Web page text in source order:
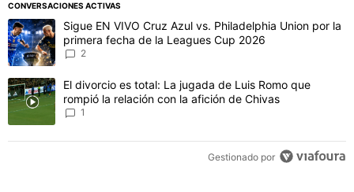
CONVERSACIONES ACTIVAS
Este listado muestra los artículos con más comentarios en los
Un artículo de tendencia con el título "Sigue EN VIVO Cruz Azul
Sigue EN VIVO Cruz Azul vs. Philadelphia Union por la
primera fecha de la Leagues Cup 2026
2
Un artículo de tendencia con el título "El divorcio es total: La
El divorcio es total: La jugada de Luis Romo que
rompió la relación con la afición de Chivas
1
Gestionado por